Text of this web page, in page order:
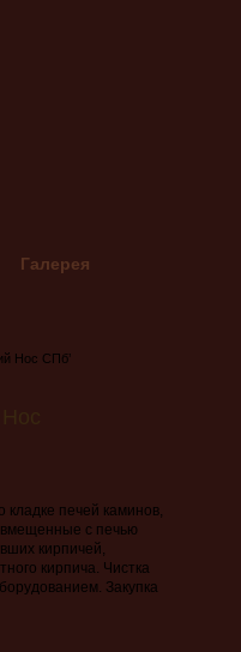
Галерея
Нос СПб’
кладке печей каминов,
с печью
кирпичей,
кирпича. Чистка
Закупка